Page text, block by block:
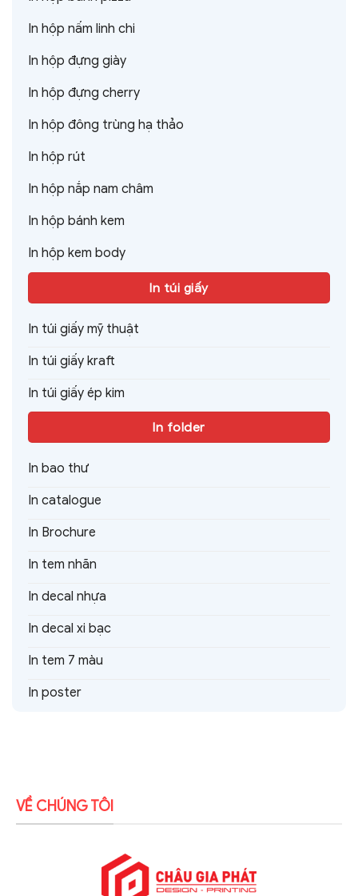
In hộp nấm linh chi
In hộp đựng giày
In hộp đựng cherry
In hộp đông trùng hạ thảo
In hộp rút
In hộp nắp nam châm
In hộp bánh kem
In hộp kem body
In túi giấy
In túi giấy mỹ thuật
In túi giấy kraft
In túi giấy ép kim
In folder
In bao thư
In catalogue
In Brochure
In tem nhãn
In decal nhựa
In decal xi bạc
In tem 7 màu
In poster
VỀ CHÚNG TÔI